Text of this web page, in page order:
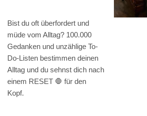
Bist du oft überfordert und
müde vom Alltag? 100.000
Gedanken und unzählige To-
Do-Listen bestimmen deinen
Alltag und du sehnst dich nach
einem RESET 🛑 für den
Kopf.